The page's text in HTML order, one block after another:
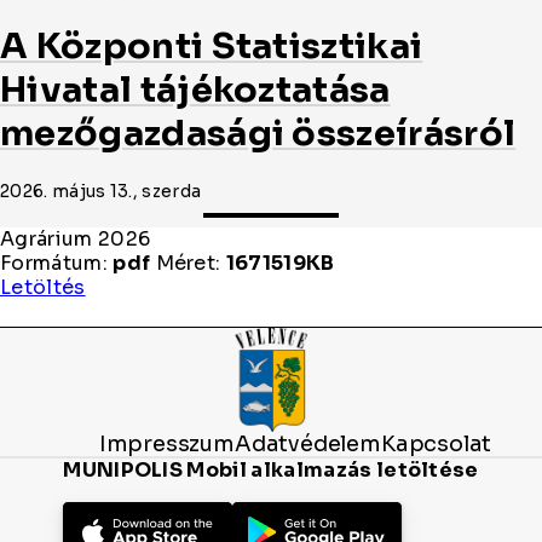
A Központi Statisztikai
Hivatal tájékoztatása
mezőgazdasági összeírásról
2026. május 13., szerda
Agrárium 2026
Formátum: pdf Méret: 1671519KB
Letöltés
ImpresszumAdatvédelemKapcsolat
MUNIPOLIS Mobil alkalmazás letöltése